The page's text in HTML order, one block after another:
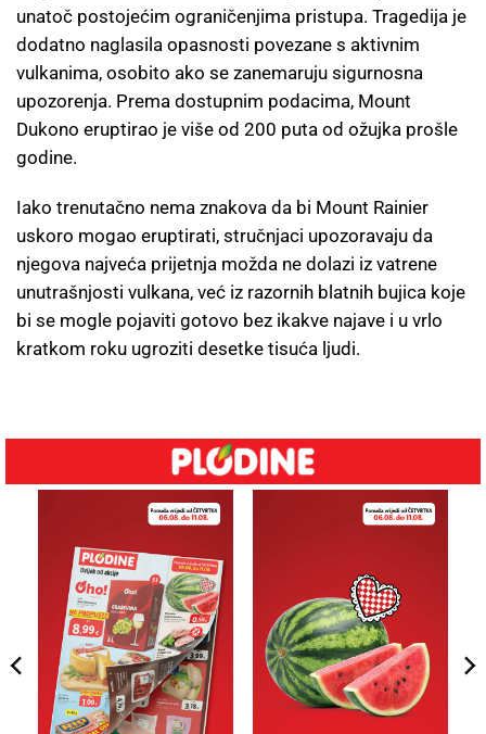
unatoč postojećim ograničenjima pristupa. Tragedija je
dodatno naglasila opasnosti povezane s aktivnim
vulkanima, osobito ako se zanemaruju sigurnosna
upozorenja. Prema dostupnim podacima, Mount
Dukono eruptirao je više od 200 puta od ožujka prošle
godine.
Iako trenutačno nema znakova da bi Mount Rainier
uskoro mogao eruptirati, stručnjaci upozoravaju da
njegova najveća prijetnja možda ne dolazi iz vatrene
unutrašnjosti vulkana, već iz razornih blatnih bujica koje
bi se mogle pojaviti gotovo bez ikakve najave i u vrlo
kratkom roku ugroziti desetke tisuća ljudi.